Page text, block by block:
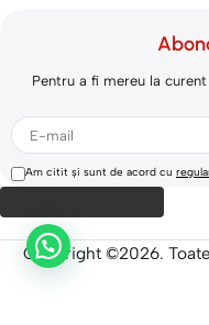
Pentru a fi mereu la
Am citit și sunt de acord cu
Copyright ©2026.